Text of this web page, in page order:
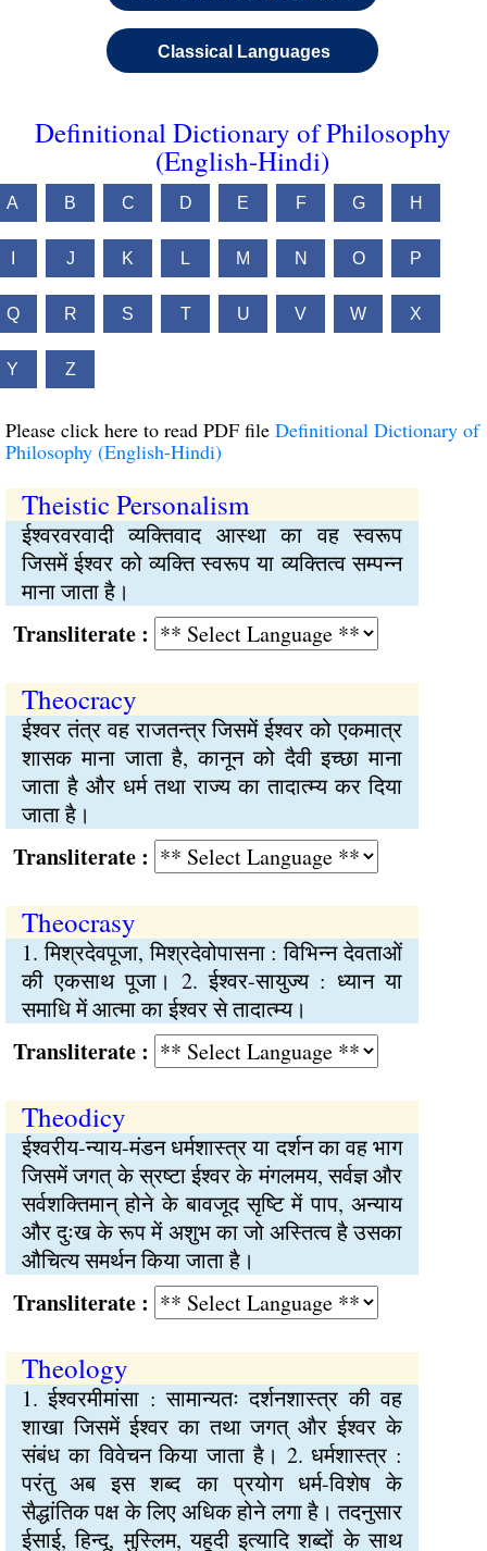
Classical Languages
Definitional Dictionary of Philosophy
(English-Hindi)
A B C D E F G H
J K L M N O P
Q R S T U V W X
Y Z
Please click here to read PDF file Definitional Dictionary of
Philosophy (English-Hindi)
Theistic Personalism
ईश्वरवरवादी व्यक्तिवाद आस्था का वह स्वरूप
जिसमें ईश्वर को व्यक्ति स्वरूप या व्यक्तित्व सम्पन्न
माना जाता है।
:
Theocracy
ईश्वर तंत्र वह राजतन्त्र जिसमें ईश्वर को एकमात्र
शासक माना जाता है, कानून को दैवी इच्छा माना
जाता है और धर्म तथा राज्य का तादात्म्य कर दिया
जाता है।
:
Theocrasy
1. मिश्रदेवपूजा, मिश्रदेवोपासना : विभिन्न देवताओं
की एकसाथ पूजा। 2. ईश्वर-सायुज्य : ध्यान या
समाधि में आत्मा का ईश्वर से तादात्म्य।
:
Theodicy
ईश्वरीय-न्याय-मंडन धर्मशास्त्र या दर्शन का वह भाग
जिसमें जगत् के स्रष्टा ईश्वर के मंगलमय, सर्वज्ञ और
सर्वशक्तिमान् होने के बावजूद सृष्टि में पाप, अन्याय
और दुःख के रूप में अशुभ का जो अस्तित्व है उसका
औचित्य समर्थन किया जाता है।
:
Theology
1. ईश्वरमीमांसा : सामान्यतः दर्शनशास्त्र की वह
शाखा जिसमें ईश्वर का तथा जगत् और ईश्वर के
संबंध का विवेचन किया जाता है। 2. धर्मशास्त्र :
परंतु अब इस शब्द का प्रयोग धर्म-विशेष के
सैद्धांतिक पक्ष के लिए अधिक होने लगा है। तदनुसार
ईसाई, हिन्दू, मुस्लिम, यहूदी इत्यादि शब्दों के साथ